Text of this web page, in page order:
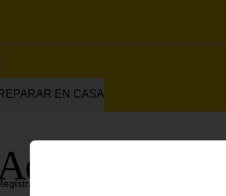
EN CASA
gana puntos con tus compras y